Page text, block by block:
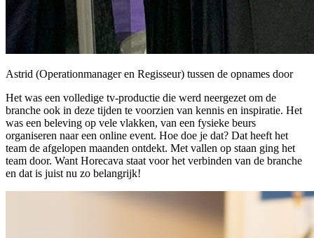
Astrid (Operationmanager en Regisseur) tussen de opnames door
Het was een volledige tv-productie die werd neergezet om de
branche ook in deze tijden te voorzien van kennis en inspiratie. Het
was een beleving op vele vlakken, van een fysieke beurs
organiseren naar een online event. Hoe doe je dat? Dat heeft het
team de afgelopen maanden ontdekt. Met vallen op staan ging het
team door. Want Horecava staat voor het verbinden van de branche
en dat is juist nu zo belangrijk!